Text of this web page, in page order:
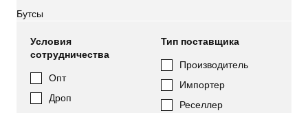
Бутсы
Условия
сотрудничества
Опт
Дроп
Тип поставщика
Производитель
Импортер
Реселлер